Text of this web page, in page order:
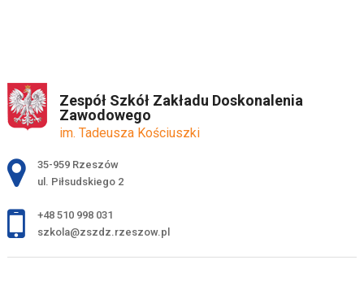
Zespół Szkół Zakładu Doskonalenia
Zawodowego
im. Tadeusza Kościuszki
Adres pocztowy:
35-959 Rzeszów
ul. Piłsudskiego 2
+48 510 998 031
szkola@zszdz.rzeszow.pl